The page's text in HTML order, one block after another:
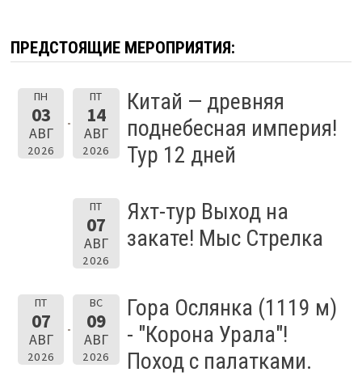
ПРЕДСТОЯЩИЕ МЕРОПРИЯТИЯ:
ПН
03
АВГ
2026
ПТ
14
АВГ
2026
Китай — древняя
поднебесная империя!
Тур 12 дней
ПТ
07
АВГ
2026
Яхт-тур Выход на
закате! Мыс Стрелка
ПТ
07
АВГ
2026
ВС
09
АВГ
2026
Гора Ослянка (1119 м)
- "Корона Урала"!
Поход с палатками.